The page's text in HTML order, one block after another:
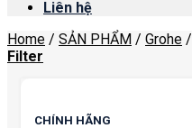
Liên hệ
Home / SẢN PHẨM / Grohe /
Filter
CHÍNH HÃNG